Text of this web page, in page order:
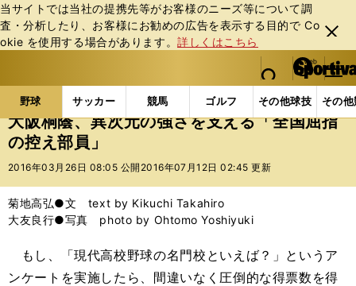
当サイトでは当社の提携先等がお客様のニーズ等について調
査・分析したり、お客様にお勧めの広告を表⽰する⽬的で Co
okie を使⽤する場合があります。詳しくはこちら
閉じ
る
web Sportiva (webスポルティーバ)
検索
マイペ
ー
ジ
メニュ
野球 サッカー 競馬 ゴルフ その他球技 その
b
ス
ポ
ル
バ
野球の記事一覧 高校野球他 大阪桐蔭、異次元の強
大阪桐蔭、異次元の強さを支える「全国屈指
の控え部員」
2016年03月26日 08:05 公開 2016年07月12日 02:45 更新
菊地高弘●文 text by Kikuchi Takahiro
大友良行●写真 photo by Ohtomo Yoshiyuki
もし、「現代高校野球の名門校といえば？」というア
ンケートを実施したら、間違いなく圧倒的な得票数を得